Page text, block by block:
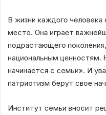
В жизни каждого
место. Она играет
подрастающего
национальным ценностям.
начинается с семьи». И
патриотизм берут свое
Институт семьи вносит